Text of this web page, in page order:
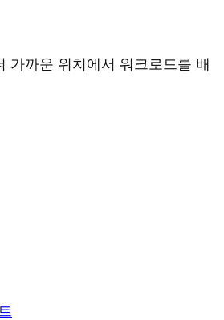
가까운 위치에서 워크로드를 배